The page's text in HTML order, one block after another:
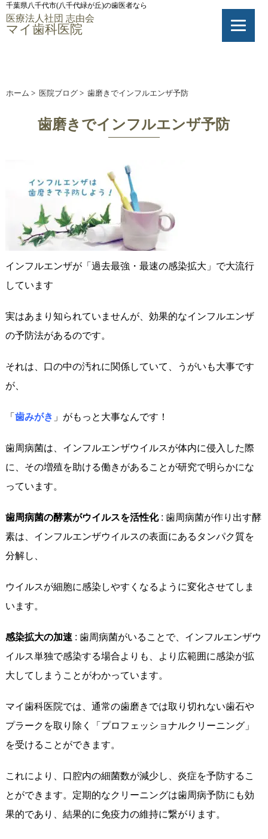
千葉県八千代市(八千代緑が丘)の歯医者なら
医療法人社団 志由会
マイ歯科医院
ホーム > 医院ブログ > 歯磨きでインフルエンザ予防
歯磨きでインフルエンザ予防
インフルエンザが「過去最強・最速の感染拡大」で大流行
しています
実はあまり知られていませんが、効果的なインフルエンザ
の予防法があるのです。
それは、口の中の汚れに関係していて、うがいも大事です
が、
「 歯みがき 」がもっと大事なんです！
歯周病菌は、インフルエンザウイルスが体内に侵入した際
に、その増殖を助ける働きがあることが研究で明らかにな
っています。
歯周病菌の酵素がウイルスを活性化 : 歯周病菌が作り出す酵
素は、インフルエンザウイルスの表面にあるタンパク質を
分解し、
ウイルスが細胞に感染しやすくなるように変化させてしま
います。
感染拡大の加速 : 歯周病菌がいることで、インフルエンザウ
イルス単独で感染する場合よりも、より広範囲に感染が拡
大してしまうことがわかっています。
マイ歯科医院では、通常の歯磨きでは取り切れない歯石や
プラークを取り除く「プロフェッショナルクリーニング」
を受けることができます。
これにより、口腔内の細菌数が減少し、炎症を予防するこ
とができます。定期的なクリーニングは歯周病予防にも効
果的であり、結果的に免疫力の維持に繋がります。